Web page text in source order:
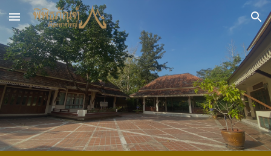
Skip to main content Skip to navigation